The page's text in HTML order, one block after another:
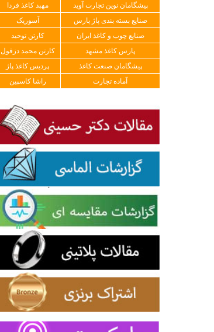
پیشگامان نوین تجارت آوید
مهبد کاغذ فردا
صنایع بسته بندی پاژ پارس
آسوریک
صنایع چوب و کاغذ ایران
کارتن توحید
پارس کاغذ مشهد
کارتن محمد دزفول
پیشگامان صنعت کاغذ
پردیس کاغذ پاژ
آماده تجارت
راشا کاسپین